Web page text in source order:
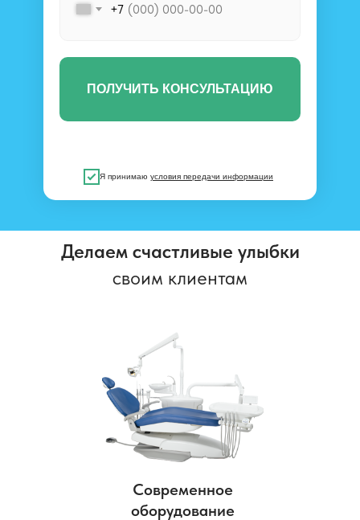
Я принимаю условия передачи информации
+7
ПОЛУЧИТЬ КОНСУЛЬТАЦИЮ
Делаем счастливые улыбки
своим клиентам
Современное
оборудование